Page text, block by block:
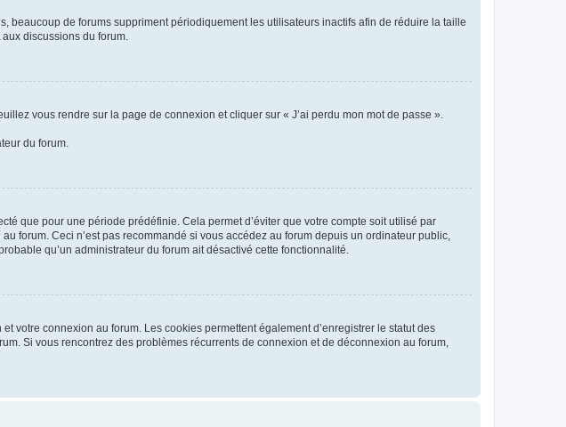
beaucoup de forums suppriment périodiquement les utilisateurs inactifs afin de réduire la taille
discussions du forum.
vous rendre sur la page de connexion et cliquer sur « J’ai perdu mon mot de passe ».
du forum.
que pour une période prédéfinie. Cela permet d’éviter que votre compte soit utilisé par
forum. Ceci n’est pas recommandé si vous accédez au forum depuis un ordinateur public,
qu’un administrateur du forum ait désactivé cette fonctionnalité.
votre connexion au forum. Les cookies permettent également d’enregistrer le statut des
Si vous rencontrez des problèmes récurrents de connexion et de déconnexion au forum,